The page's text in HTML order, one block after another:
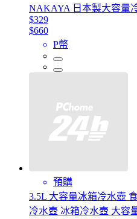
NAKAYA 日本製大容量
$329
$660
P幣
預購
3.5L 大容量冰箱冷水壺
冷水壺 冰箱冷水壺 大容